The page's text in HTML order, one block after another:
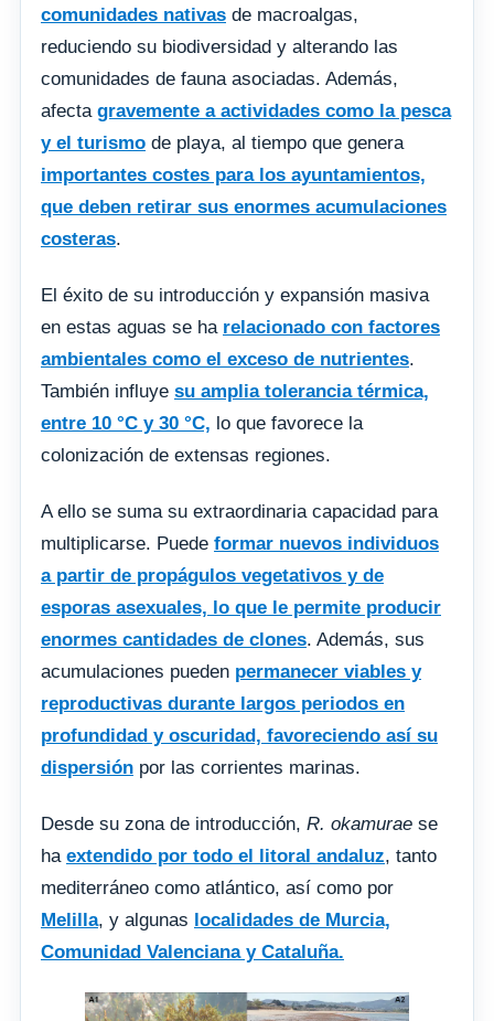
comunidades nativas de macroalgas,
reduciendo su biodiversidad y alterando las
comunidades de fauna asociadas. Además,
afecta gravemente a actividades como la pesca
y el turismo de playa, al tiempo que genera
importantes costes para los ayuntamientos,
que deben retirar sus enormes acumulaciones
costeras.
El éxito de su introducción y expansión masiva
en estas aguas se ha relacionado con factores
ambientales como el exceso de nutrientes.
También influye su amplia tolerancia térmica,
entre 10 °C y 30 °C, lo que favorece la
colonización de extensas regiones.
A ello se suma su extraordinaria capacidad para
multiplicarse. Puede formar nuevos individuos
a partir de propágulos vegetativos y de
esporas asexuales, lo que le permite producir
enormes cantidades de clones. Además, sus
acumulaciones pueden permanecer viables y
reproductivas durante largos periodos en
profundidad y oscuridad, favoreciendo así su
dispersión por las corrientes marinas.
Desde su zona de introducción, R. okamurae se
ha extendido por todo el litoral andaluz, tanto
mediterráneo como atlántico, así como por
Melilla, y algunas localidades de Murcia,
Comunidad Valenciana y Cataluña.